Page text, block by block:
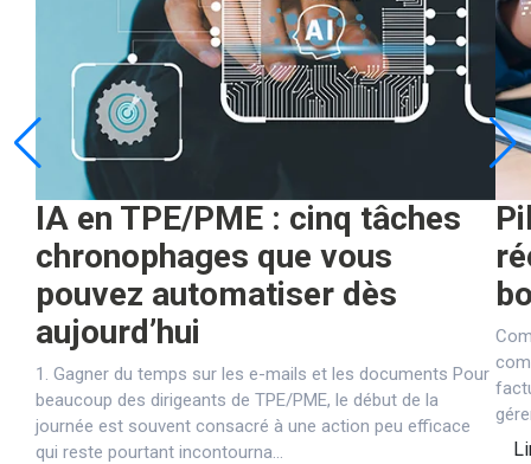
IA en TPE/PME : cinq tâches
chronophages que vous
pouvez automatiser dès
aujourd’hui
1. Gagner du temps sur les e-mails et les documents Pour
beaucoup des dirigeants de TPE/PME, le début de la
journée est souvent consacré à une action peu efficace
qui reste pourtant incontourna...